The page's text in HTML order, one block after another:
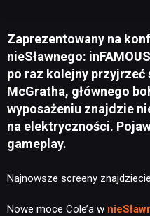
Zaprezentowany na
nieSławnego:
po raz kolejny przyjrzeć
McGratha, głównego
wyposażeniu znajdzie
na elektryczności.
gameplay.
Najnowsze screeny
Nowe moce Cole’a w